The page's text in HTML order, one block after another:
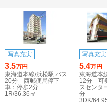
写真充実
3.5万円
東海道本線/浜松駅 バス
20分 西郵便局停下
車：停歩2分
1R/36.36㎡
写真充実
5.4万円
東海道本
12分 可
スセンタ
分
3DK/